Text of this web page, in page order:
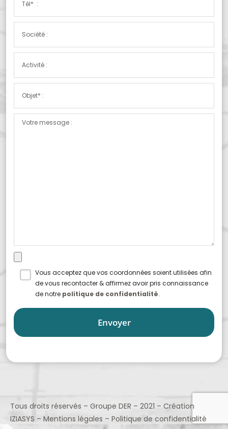
Vous acceptez que vos coordonnées soient utilisées afin
de vous recontacter & affirmez avoir pris connaissance
de notre politique de confidentialité.
Tous droits réservés – Groupe DER – 2021 – Création
IZIASYS – Mentions légales – Politique de confidentialité